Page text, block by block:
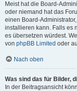
Meist hat die Board-
oder niemand hat das
einen Board-
installieren kann. Falls es
es übersetzen würdest.
von phpBB Limited oder
Nach oben
Was sind das für Bilder,
In der Beitragsansicht